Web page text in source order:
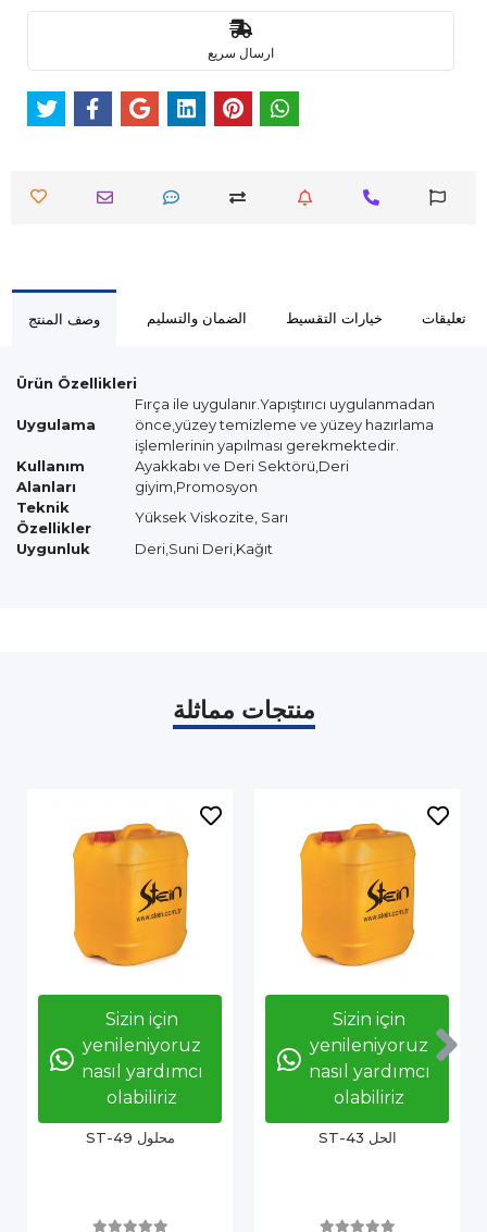
ارسال سريع
وصف المنتج الضمان والتسليم خيارات التقسيط تعليقات
Ürün Özellikleri
Uygulama
Fırça ile uygulanır.Yapıştırıcı uygulanmadan
önce,yüzey temizleme ve yüzey hazırlama
işlemlerinin yapılması gerekmektedir.
Kullanım
Alanları
Ayakkabı ve Deri Sektörü,Deri
giyim,Promosyon
Teknik
Özellikler
Yüksek Viskozite, Sarı
Uygunluk
Deri,Suni Deri,Kağıt
منتجات مماثلة
Sizin için
yenileniyoruz
nasıl yardımcı
olabiliriz
ST-49 محلول
Sizin için
yenileniyoruz
nasıl yardımcı
olabiliriz
ST-43 الحل